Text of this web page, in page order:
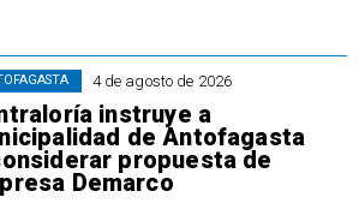
4 de agosto de 2026
instruye a
de Antofagasta
propuesta de
Demarco